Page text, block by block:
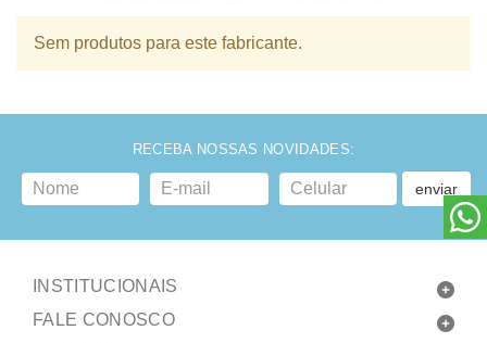
Sem produtos para este fabricante.
RECEBA NOSSAS NOVIDADES:
enviar
INSTITUCIONAIS
FALE CONOSCO